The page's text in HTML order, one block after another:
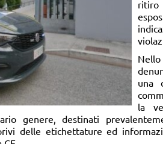
ritiro
una
la
genere, destinati
delle etichettature ed